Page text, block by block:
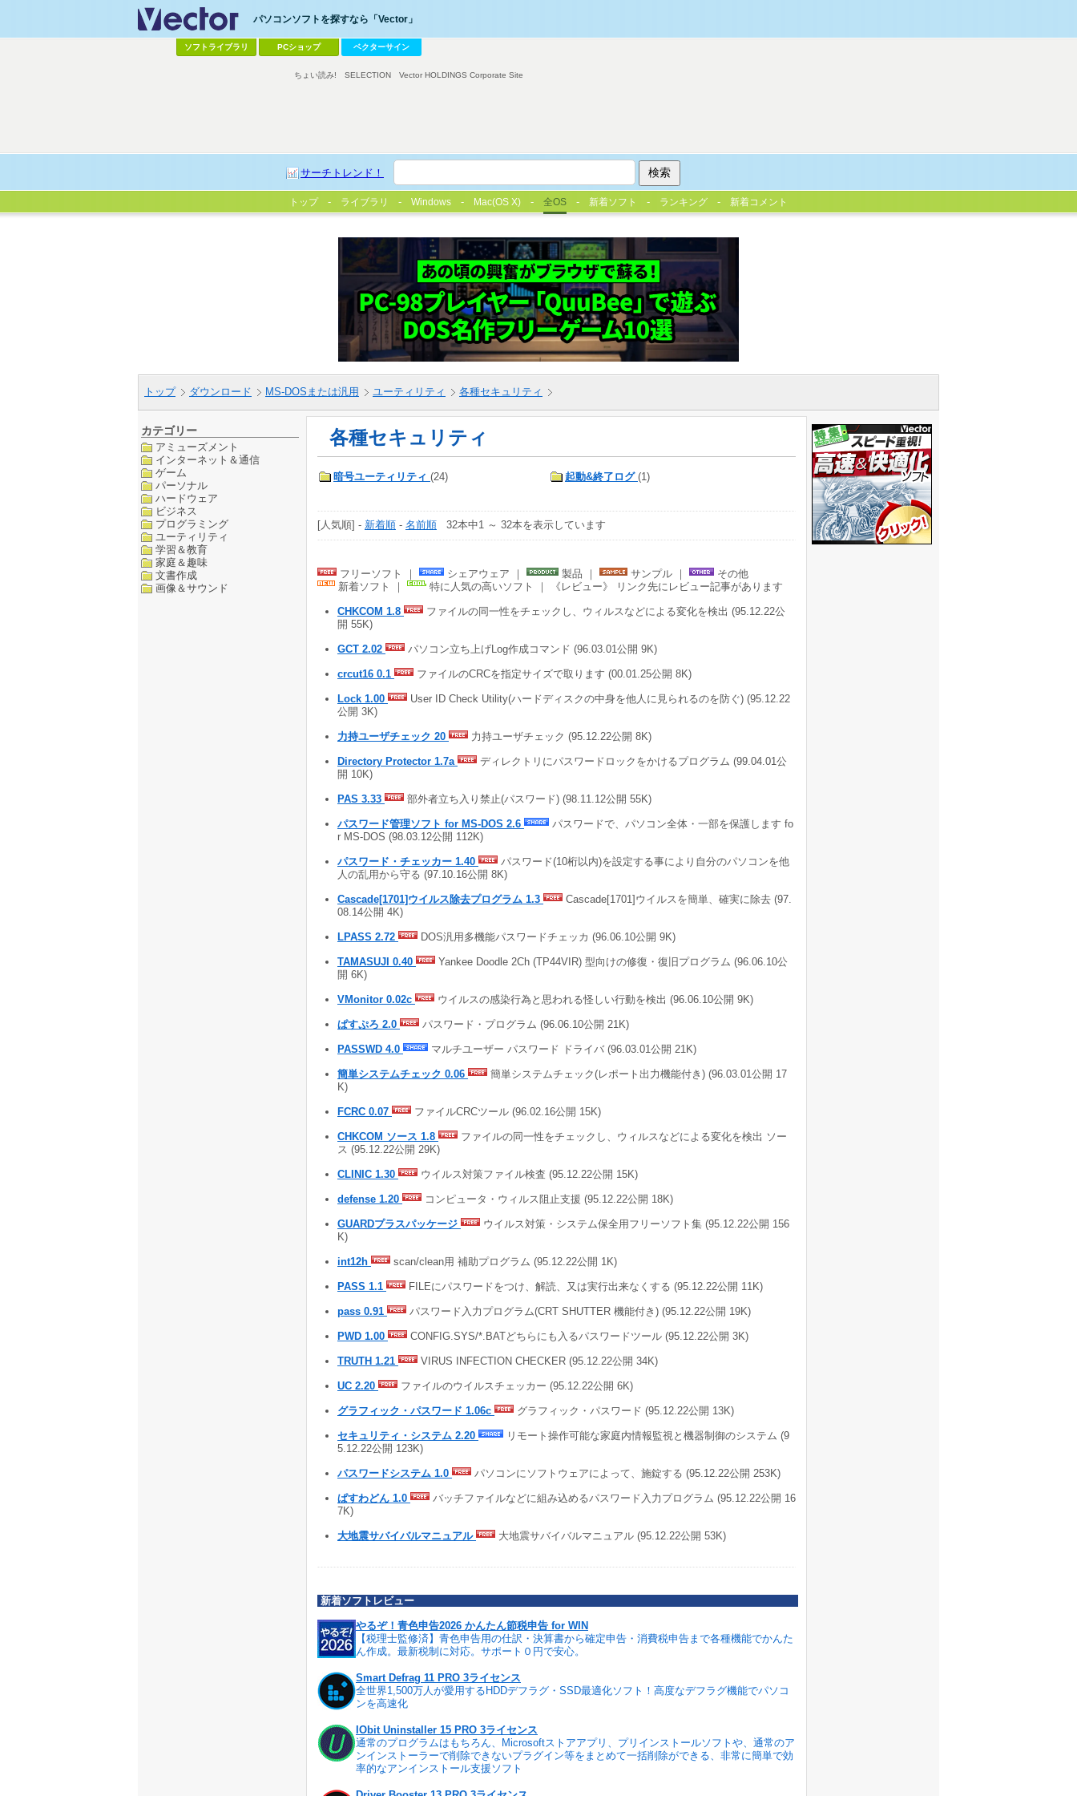
パソコンソフトを探すなら「Vector」
ソフトライブラリ PCショップ ベクターサイン
サーチトレンド！
ちょい読み! SELECTION Vector HOLDINGS Corporate Site
トップ ライブラリ Windows Mac(OS X) 全OS 新着ソフト ランキング 新着コメント
トップ ダウンロード MS-DOSまたは汎用 ユーティリティ 各種セキュリティ
カテゴリー
アミューズメント
インターネット＆通信
ゲーム
パーソナル
ハードウェア
ビジネス
プログラミング
ユーティリティ
学習＆教育
家庭＆趣味
文書作成
画像＆サウンド
各種セキュリティ
暗号ユーティリティ (24) 起動&終了ログ (1)
[人気順] - 新着順 - 名前順 32本中1 ～ 32本を表示しています
フリーソフト ｜ シェアウェア ｜ 製品 ｜ サンプル ｜
その他
新着ソフト ｜
特に人気の高いソフト ｜ 《レビュー》 リンク先にレビュー記事があります
CHKCOM 1.8
ファイルの同一性をチェックし、ウィルスなどによる変化を検出 (95.12.22公
開 55K)
GCT 2.02 パソコン立ち上げLog作成コマンド (96.03.01公開 9K)
crcut16 0.1 ファイルのCRCを指定サイズで取ります (00.01.25公開 8K)
Lock 1.00
User ID Check Utility(ハードディスクの中身を他人に見られるのを防ぐ) (95.12.22
公開 3K)
力持ユーザチェック 20 力持ユーザチェック (95.12.22公開 8K)
Directory Protector 1.7a
ディレクトリにパスワードロックをかけるプログラム (99.04.01公
開 10K)
PAS 3.33 部外者立ち入り禁止(パスワード) (98.11.12公開 55K)
パスワード管理ソフト for MS-DOS 2.6
パスワードで、パソコン全体・一部を保護します fo
r MS-DOS (98.03.12公開 112K)
パスワード・チェッカー 1.40
パスワード(10桁以内)を設定する事により自分のパソコンを他
人の乱用から守る (97.10.16公開 8K)
Cascade[1701]ウイルス除去プログラム 1.3
Cascade[1701]ウイルスを簡単、確実に除去 (97.
08.14公開 4K)
LPASS 2.72 DOS汎用多機能パスワードチェッカ (96.06.10公開 9K)
TAMASUJI 0.40
Yankee Doodle 2Ch (TP44VIR) 型向けの修復・復旧プログラム (96.06.10公
開 6K)
VMonitor 0.02c ウイルスの感染行為と思われる怪しい行動を検出 (96.06.10公開 9K)
ぱすぷろ 2.0 パスワード・プログラム (96.06.10公開 21K)
PASSWD 4.0 マルチユーザー パスワード ドライバ (96.03.01公開 21K)
簡単システムチェック 0.06
簡単システムチェック(レポート出力機能付き) (96.03.01公開 17
K)
FCRC 0.07 ファイルCRCツール (96.02.16公開 15K)
CHKCOM ソース 1.8
ファイルの同一性をチェックし、ウィルスなどによる変化を検出 ソー
ス (95.12.22公開 29K)
CLINIC 1.30 ウイルス対策ファイル検査 (95.12.22公開 15K)
defense 1.20 コンピュータ・ウィルス阻止支援 (95.12.22公開 18K)
GUARDプラスパッケージ
ウイルス対策・システム保全用フリーソフト集 (95.12.22公開 156
K)
int12h scan/clean用 補助プログラム (95.12.22公開 1K)
PASS 1.1 FILEにパスワードをつけ、解読、又は実行出来なくする (95.12.22公開 11K)
pass 0.91 パスワード入力プログラム(CRT SHUTTER 機能付き) (95.12.22公開 19K)
PWD 1.00 CONFIG.SYS/*.BATどちらにも入るパスワードツール (95.12.22公開 3K)
TRUTH 1.21 VIRUS INFECTION CHECKER (95.12.22公開 34K)
UC 2.20 ファイルのウイルスチェッカー (95.12.22公開 6K)
グラフィック・パスワード 1.06c グラフィック・パスワード (95.12.22公開 13K)
セキュリティ・システム 2.20
リモート操作可能な家庭内情報監視と機器制御のシステム (9
5.12.22公開 123K)
パスワードシステム 1.0 パソコンにソフトウェアによって、施錠する (95.12.22公開 253K)
ぱすわどん 1.0
バッチファイルなどに組み込めるパスワード入力プログラム (95.12.22公開 16
7K)
大地震サバイバルマニュアル 大地震サバイバルマニュアル (95.12.22公開 53K)
新着ソフトレビュー
やるぞ！青色申告2026 かんたん節税申告 for WIN
【税理士監修済】青色申告用の仕訳・決算書から確定申告・消費税申告まで各種機能でかんた
ん作成。最新税制に対応。サポート０円で安心。
Smart Defrag 11 PRO 3ライセンス
全世界1,500万人が愛用するHDDデフラグ・SSD最適化ソフト！高度なデフラグ機能でパソコ
ンを高速化
IObit Uninstaller 15 PRO 3ライセンス
通常のプログラムはもちろん、Microsoftストアアプリ、プリインストールソフトや、通常のア
ンインストーラーで削除できないプラグイン等をまとめて一括削除ができる、非常に簡単で効
率的なアンインストール支援ソフト